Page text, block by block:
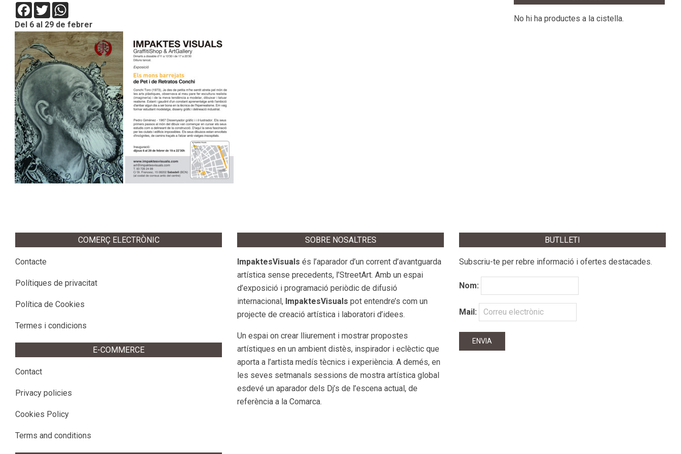
Facebook
Twitter
Del 6 al 29 de febrer
No hi ha productes a la cistella.
COMERÇ ELECTRÒNIC
Contacte
Polítiques de privacitat
Política de Cookies
Termes i condicions
E-COMMERCE
Contact
Privacy policies
Cookies Policy
Terms and conditions
SOBRE NOSALTRES
ImpaktesVisuals és l’aparador d’un corrent d’avantguarda
artística sense precedents, l’StreetArt. Amb un espai
d’exposició i programació periòdic de difusió
internacional, ImpaktesVisuals pot entendre’s com un
projecte de creació artística i laboratori d’idees.
Un espai on crear lliurement i mostrar propostes
artístiques en un ambient distès, inspirador i eclèctic que
aporta a l’artista medís tècnics i experiència. A demés, en
les seves setmanals sessions de mostra artística global
esdevé un aparador dels Dj’s de l’escena actual, de
referència a la Comarca.
BUTLLETI
Subscriu-te per rebre informació i ofertes destacades.
Nom:
Mail: